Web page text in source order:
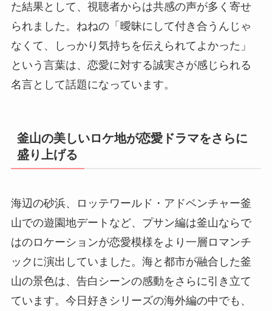
た結果として、視聴者からは共感の声が多く寄せ
られました。ねねの「曖昧にして付き合うんじゃ
なくて、しっかり気持ちを伝えられてよかった」
という言葉は、恋愛に対する誠実さが感じられる
名言として話題になっています。
釜山の美しいロケ地が恋愛ドラマをさらに
盛り上げる
海辺の砂浜、ロッテワールド・アドベンチャー釜
山での遊園地デートなど、プサン編は釜山ならで
はのロケーションが恋愛模様をより一層ロマンチ
ックに演出していました。海と都市が融合した釜
山の景色は、告白シーンの感動をさらに引き立て
ています。今日好きシリーズの海外編の中でも、